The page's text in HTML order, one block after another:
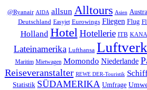
@Ryanair AIDA allsun Alltours Asien
Deutschland Easyjet Eurowings Fliegen Flug
Holland Hotel Hotellerie ITB
Lateinamerika Lufthansa
Maritim Mietwagen Momondo Niederlande
Reiseveranstalter REWE DER-Touristik
Statistik SÜDAMERIKA Umfrage